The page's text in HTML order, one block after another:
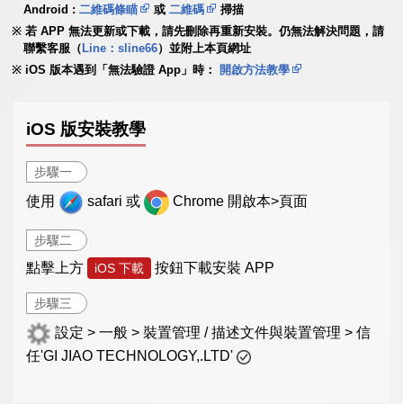
Android :二維碼條瞄 或二維碼
掃描
若 APP 無法更新或下載，請先刪除再重新安裝。仍無法解決問題，請
聯繫客服（ Line：sline66）並附上本頁網址
iOS 版本遇到「無法驗證 App」時：
開啟方法教學
iOS 版安裝教學
步驟一
使用 safari 或 Chrome 開啟本>頁面
步驟二
點擊上方 iOS 下載 按鈕下載安裝 APP
步驟三
設定 > 一般 > 裝置管理 / 描述文件與裝置管理 > 信
任'GI JIAO TECHNOLOGY,.LTD'